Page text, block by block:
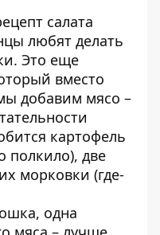
салата
любят делать
Это еще
вместо
добавим мясо –
картофель
полкило), две
морковки (где-
одна